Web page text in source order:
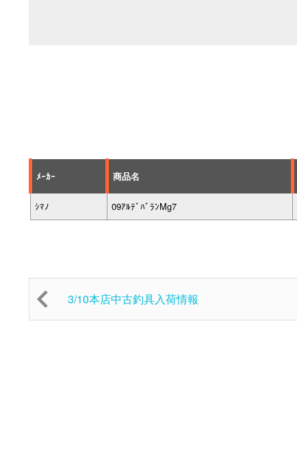
ﾒｰｶｰ 商品名
ｼﾏﾉ 09ｱﾙﾃﾞﾊﾞﾗﾝMg7
3/10本店中古釣具入荷情報